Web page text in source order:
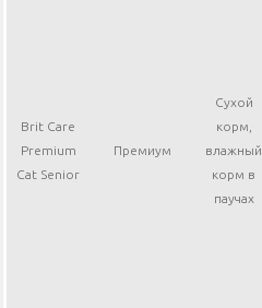
Brit Care
Premium
Cat Senior
Премиум
Сухой
корм,
влажный
корм в
паучах